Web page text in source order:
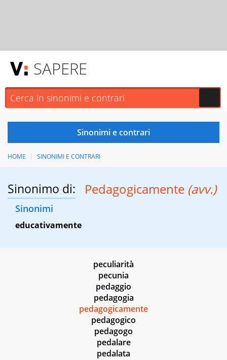
SAPERE
HOME SINONIMI E CONTRARI
Sinonimo di: Pedagogicamente (avv.)
Sinonimi
educativamente
peculiarità
pecunia
pedaggio
pedagogia
pedagogicamente
pedagogico
pedagogo
pedalare
pedalata